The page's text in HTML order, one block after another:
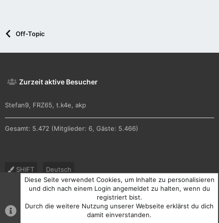
Off-Topic
Zurzeit aktive Besucher
Stefan9 FRZ65 t.k4e akp
Gesamt: 5.472 (Mitglieder: 6, Gäste: 5.466)
SHIFT
Deutsch
Nutzungsbedingungen
Datenschutz Hilfe und Impressum
S
S
Diese Seite verwendet Cookies, um Inhalte zu personalisieren
und dich nach einem Login angemeldet zu halten, wenn du
registriert bist.
Durch die weitere Nutzung unserer Webseite erklärst du dich
damit einverstanden.